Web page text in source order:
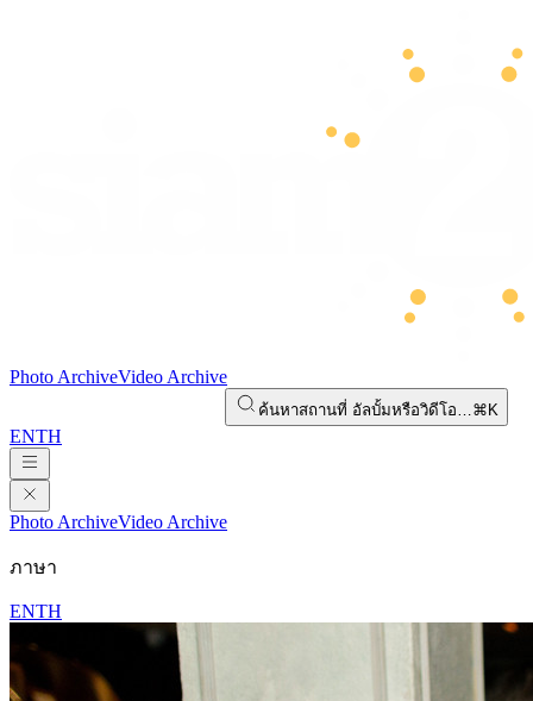
Photo ArchiveVideo Archive
ค้นหาสถานที่ อัลบั้มหรือวิดีโอ…⌘K
ENTH
Photo ArchiveVideo Archive
ภาษา
ENTH